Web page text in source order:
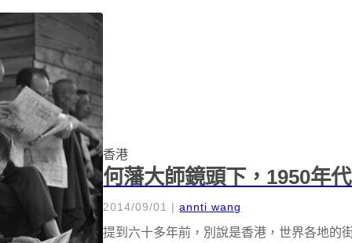
香港
何藩大師鏡頭下，1950年
2014/09/01 |annti wang
提到六十多年前，別說是香港，世界各地的